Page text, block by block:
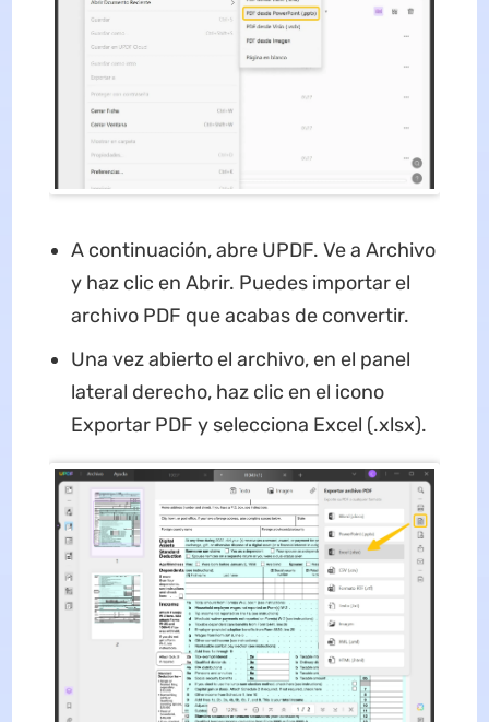
A continuación, abre UPDF. Ve a Archivo
y haz clic en Abrir. Puedes importar el
archivo PDF que acabas de convertir.
Una vez abierto el archivo, en el panel
lateral derecho, haz clic en el icono
Exportar PDF y selecciona Excel (.xlsx).